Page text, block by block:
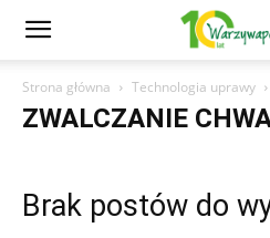
Strona główna Technologia uprawy
ZWALCZANIE
Brak postów do